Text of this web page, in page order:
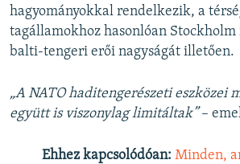
hagyományokkal rendelkezik, a
tagállamokhoz hasonlóan
balti-tengeri erői nagyságát illetően.
„A NATO haditengerészeti eszközei
együtt is viszonylag limitáltak”–
Ehhez kapcsolódóan: Minden,